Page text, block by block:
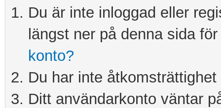
Du är inte inloggad eller
längst ner på denna sida
konto?
Du har inte
Ditt användarkonto väntar